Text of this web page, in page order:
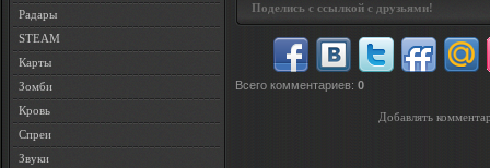
Радары
STEAM
Карты
Зомби
Кровь
Спреи
Звуки
Поделись с ссылкой с друзьями!
Всего комментариев: 0
Добавлять